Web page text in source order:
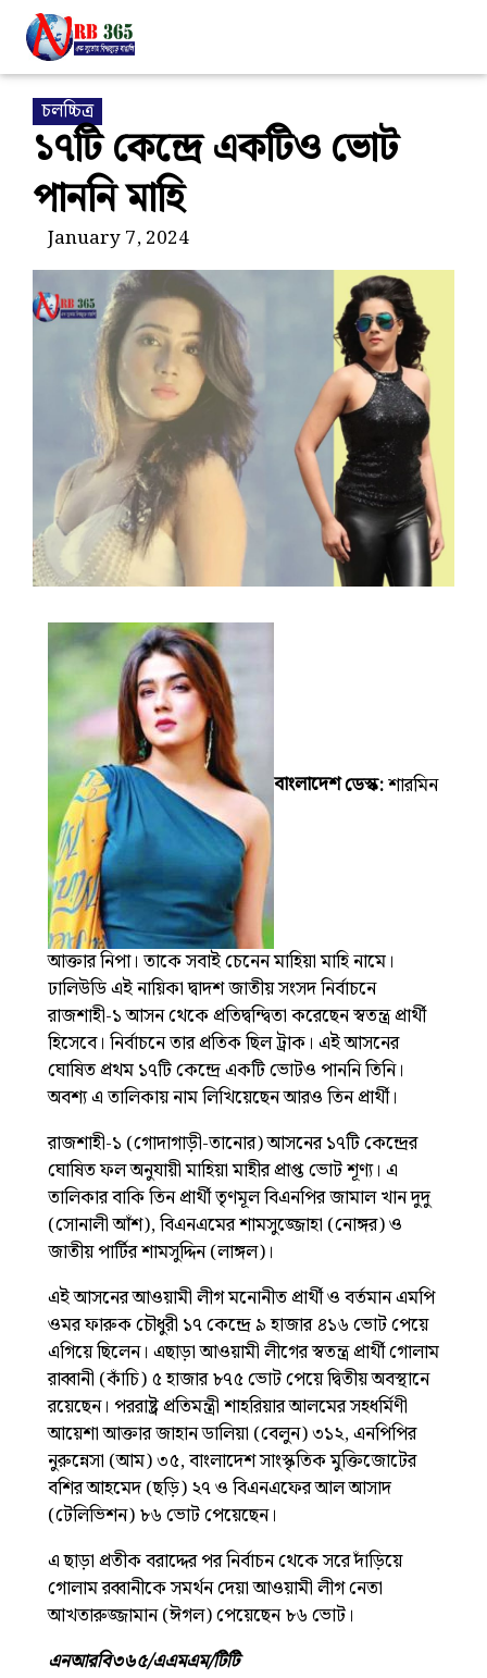
চলচ্চিত্র
১৭টি কেন্দ্রে একটিও ভোট
পাননি মাহি
January 7, 2024
বাংলাদেশডেস্ক:শারমিন
আক্তার নিপা। তাকে সবাই চেনেনমাহিয়া মাহিনামে।
ঢালিউডি এই নায়িকা দ্বাদশ জাতীয় সংসদ নির্বাচনে
রাজশাহী-১ আসন থেকে প্রতিদ্বন্দ্বিতা করেছেন স্বতন্ত্র প্রার্থী
হিসেবে। নির্বাচনে তার প্রতিক ছিল ট্রাক। এই আসনের
ঘোষিত প্রথম ১৭টি কেন্দ্রে একটি ভোটও পাননি তিনি।
অবশ্য এ তালিকায় নাম লিখিয়েছেন আরও তিন প্রার্থী।
রাজশাহী-১ (গোদাগাড়ী-তানোর) আসনের ১৭টি কেন্দ্রের
ঘোষিত ফল অনুযায়ী মাহিয়া মাহীর প্রাপ্ত ভোট শূণ্য। এ
তালিকার বাকি তিন প্রার্থী তৃণমূল বিএনপির জামাল খান দুদু
(সোনালী আঁশ), বিএনএমের শামসুজ্জোহা (নোঙ্গর) ও
জাতীয় পার্টির শামসুদ্দিন (লাঙ্গল)।
এই আসনের আওয়ামী লীগ মনোনীত প্রার্থী ও বর্তমান এমপি
ওমর ফারুক চৌধুরী ১৭ কেন্দ্রে ৯ হাজার ৪১৬ ভোট পেয়ে
এগিয়ে ছিলেন। এছাড়া আওয়ামী লীগের স্বতন্ত্র প্রার্থী গোলাম
রাব্বানী (কাঁচি) ৫ হাজার ৮৭৫ ভোট পেয়ে দ্বিতীয় অবস্থানে
রয়েছেন। পররাষ্ট্র প্রতিমন্ত্রী শাহরিয়ার আলমের সহধর্মিণী
আয়েশা আক্তার জাহান ডালিয়া (বেলুন) ৩১২, এনপিপির
নুরুন্নেসা (আম) ৩৫, বাংলাদেশ সাংস্কৃতিক মুক্তিজোটের
বশির আহমেদ (ছড়ি) ২৭ ও বিএনএফের আল আসাদ
(টেলিভিশন) ৮৬ ভোট পেয়েছেন।
এ ছাড়া প্রতীক বরাদ্দের পর নির্বাচন থেকে সরে দাঁড়িয়ে
গোলাম রব্বানীকে সমর্থন দেয়া আওয়ামী লীগ নেতা
আখতারুজ্জামান (ঈগল) পেয়েছেন ৮৬ ভোট।
এনআরবি৩৬৫/এএমএম/টিটি